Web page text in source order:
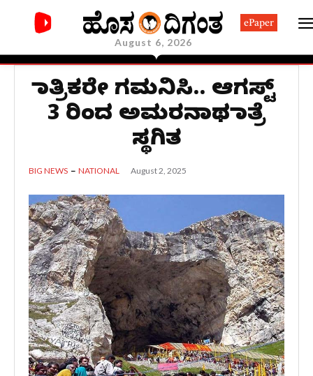
August 6, 2026
ePaper
ಯಾತ್ರಿಕರೇ ಗಮನಿಸಿ.. ಆಗಸ್ಟ್
3 ರಿಂದ ಅಮರನಾಥ ಯಾತ್ರೆ
ಸ್ಥಗಿತ
BIG NEWS NATIONAL August 2, 2025